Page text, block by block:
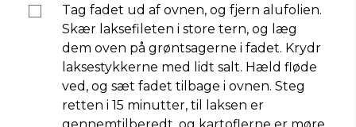
Tag fadet ud af ovnen, og fjern alufolien.
Skær laksefileten i store tern, og læg
dem oven på grøntsagerne i fadet. Krydr
laksestykkerne med lidt salt. Hæld fløde
ved, og sæt fadet tilbage i ovnen. Steg
retten i 15 minutter, til laksen er